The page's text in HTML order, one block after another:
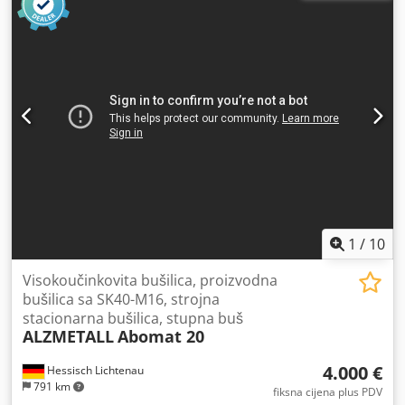
kW, s mogućnošću prebacivanja Priključak na mrežu: 380
V, 50 Hz Broj okretaja vretena putem 2 stupnja prijenosa, 2
Tskr Potrebni prostor (D x Š x V): 1200 x 650 x 1900 mm
Težina: 400 kg
1 / 10
Hessisch Lichtenau
791 km
Visokoučinkovita bušilica, proizvodna
bušilica sa SK40-M16, strojna
stacionarna bušilica, stupna buš
ALZMETALLAbomat 20
4.000 €
fiksna cijena plus PDV